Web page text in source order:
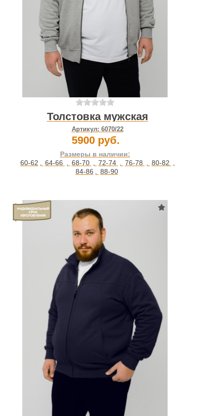
Толстовка мужская
Артикул: 6070/22
5900 руб.
Размеры в наличии:
60-62 , 64-66 , 68-70 , 72-74 , 76-78 , 80-82 ,
84-86 , 88-90